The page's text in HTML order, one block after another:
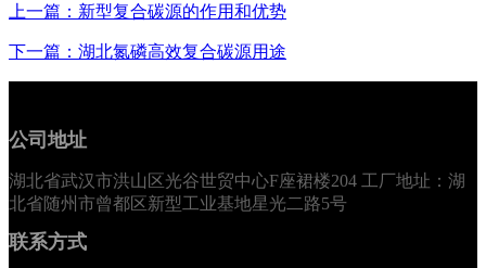
上一篇：新型复合碳源的作用和优势
下一篇：湖北氮磷高效复合碳源用途
公司地址
湖北省武汉市洪山区光谷世贸中心F座裙楼204 工厂地址：湖
北省随州市曾都区新型工业基地星光二路5号
联系方式